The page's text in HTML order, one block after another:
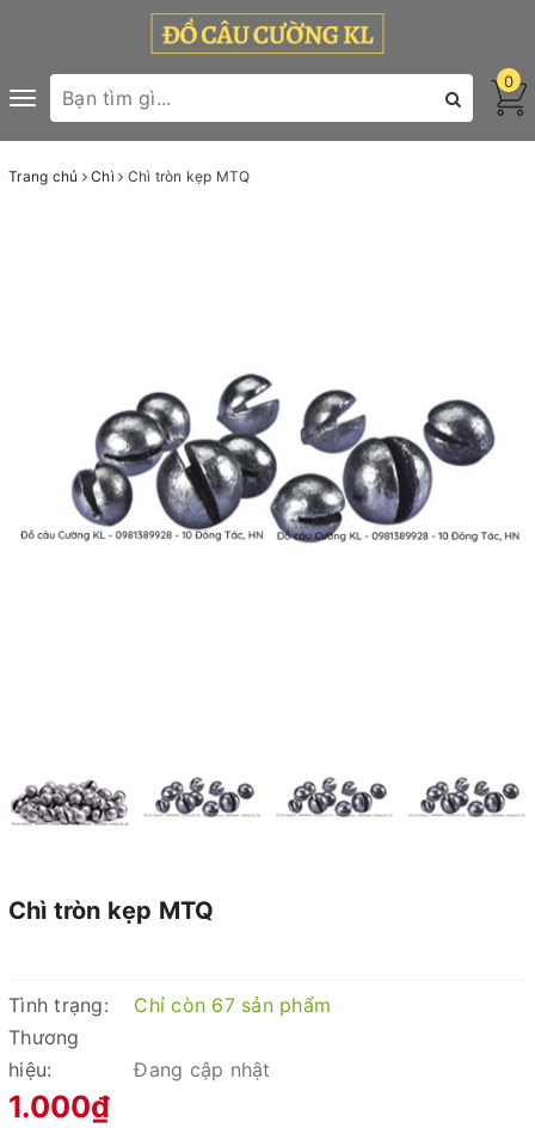
Toggle
navigation
0
Trang chủ Chì Chì tròn kẹp MTQ
Chì tròn kẹp MTQ
Tình trạng:
Chỉ còn 67 sản phẩm
Thương
hiệu:
Đang cập nhật
1.000₫